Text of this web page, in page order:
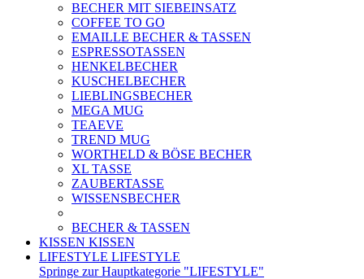
BECHER MIT SIEBEINSATZ
COFFEE TO GO
EMAILLE BECHER & TASSEN
ESPRESSOTASSEN
HENKELBECHER
KUSCHELBECHER
LIEBLINGSBECHER
MEGA MUG
TEAEVE
TREND MUG
WORTHELD & BÖSE BECHER
XL TASSE
ZAUBERTASSE
WISSENSBECHER
BECHER & TASSEN
KISSEN KISSEN
LIFESTYLE LIFESTYLE
Springe zur Hauptkategorie "LIFESTYLE"